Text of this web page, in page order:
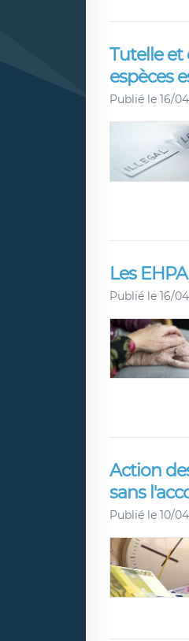
Tutelle et
espèces
Publié le 16/
Les
Publié le 16/
Action
sans
Publié le 10/